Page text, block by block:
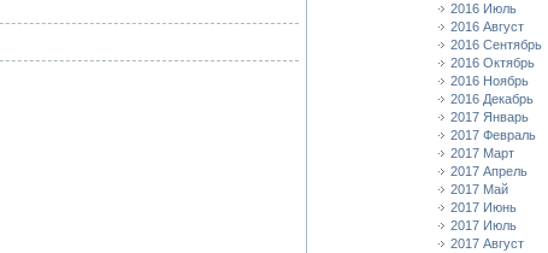
2016 Июль
2016 Август
2016 Сентябрь
2016 Октябрь
2016 Ноябрь
2016 Декабрь
2017 Январь
2017 Февраль
2017 Март
2017 Апрель
2017 Май
2017 Июнь
2017 Июль
2017 Август